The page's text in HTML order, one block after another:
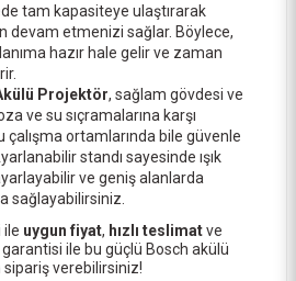
tam kapasiteye ulaştırarak
devam etmenizi sağlar. Böylece,
hazır hale gelir ve zaman
Projektör, sağlam gövdesi ve
ve su sıçramalarına karşı
çalışma ortamlarında bile güvenle
standı sayesinde ışık
ve geniş alanlarda
sağlayabilirsiniz.
ile uygun fiyat, hızlı teslimatve
garantisi ile bu güçlü Bosch akülü
verebilirsiniz!